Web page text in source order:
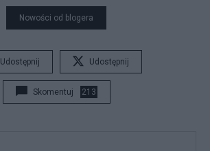
Nowości od blogera
Udostępnij Udostępnij
Skomentuj 213